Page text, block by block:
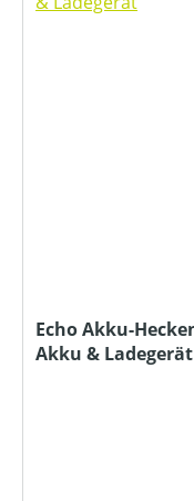
Echo Akku-
Akku & Ladegerät